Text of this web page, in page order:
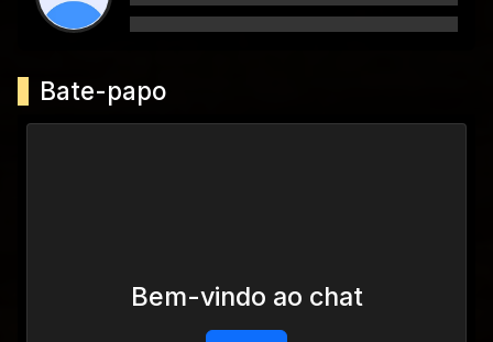
Bate-papo
Bem-vindo ao chat